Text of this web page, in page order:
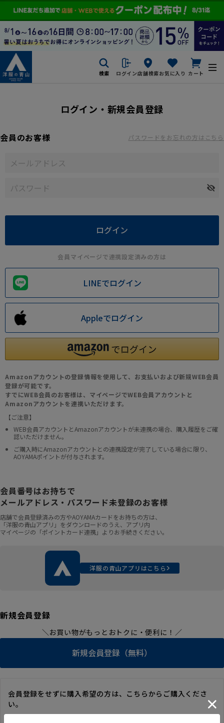
検索 ログイン店舗検索お気に入り カート
ログイン・新規会員登録
会員のお客様 パスワードをお忘れの方はこちら
会員マイページで連携設定済みの方は
LINEでログイン
Appleでログイン
Amazonアカウントの登録情報を使用して、お支払いおよび新規WEB会員
登録が可能です。
すでにWEB会員のお客様は、マイページでWEB会員アカウントと
Amazonアカウントを連携いただけます。
【ご注意】
WEB会員アカウントとAmazonアカウントが未連携の場合、購入履歴をご確
認いただけません。
ご購入時にAmazonアカウントとの連携設定が完了している場合に限り、
AOYAMAポイントが付与されます。
会員番号はお持ちで
メールアドレス・パスワード未登録のお客様
店舗で会員登録済みの方やAOYAMAカードをお持ちの方は、
「洋服の青山アプリ」をダウンロードのうえ、アプリ内
マイページの「ポイントカード連携」よりお手続きください。
洋服の青山アプリはこちら
新規会員登録
＼お買い物がもっとおトクに・便利に！／
新規会員登録（無料）
会員登録をせずに購入希望の方は、こちらからご購入くださ
い。